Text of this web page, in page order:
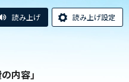
読み上げ 読み上げ設定
内容」